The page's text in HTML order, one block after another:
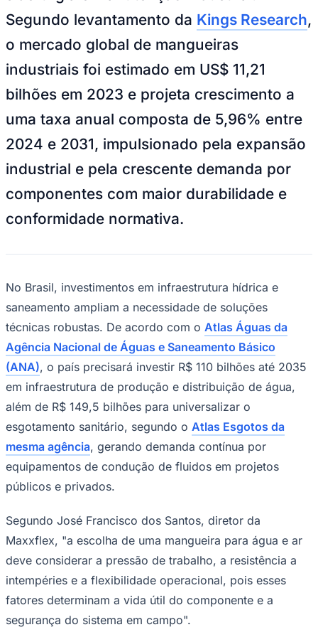
NBA
NFL
UFC
Tênis (ATP)
MLB
Atletismo
NBB
Competições de Futebol
Brasileirão Série A
Brasileirão Série B
Paulistão
Libertadores
Champions League
La Liga
Bundesliga
Mundial 2026
Times - Ir direto
Segundo levantamento da Kings Research,
o mercado global de mangueiras
industriais foi estimado em US$ 11,21
bilhões em 2023 e projeta crescimento a
uma taxa anual composta de 5,96% entre
2024 e 2031, impulsionado pela expansão
industrial e pela crescente demanda por
componentes com maior durabilidade e
conformidade normativa.
No Brasil, investimentos em infraestrutura hídrica e
saneamento ampliam a necessidade de soluções
técnicas robustas. De acordo com o Atlas Águas da
Agência Nacional de Águas e Saneamento Básico
(ANA), o país precisará investir R$ 110 bilhões até 2035
em infraestrutura de produção e distribuição de água,
além de R$ 149,5 bilhões para universalizar o
esgotamento sanitário, segundo o Atlas Esgotos da
mesma agência, gerando demanda contínua por
equipamentos de condução de fluidos em projetos
públicos e privados.
Segundo José Francisco dos Santos, diretor da
Maxxflex, "a escolha de uma mangueira para água e ar
deve considerar a pressão de trabalho, a resistência a
intempéries e a flexibilidade operacional, pois esses
fatores determinam a vida útil do componente e a
segurança do sistema em campo".